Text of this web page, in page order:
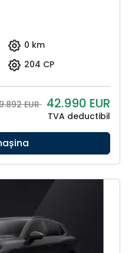
0 km
204 CP
EUR 42.990 EUR
TVA deductibil